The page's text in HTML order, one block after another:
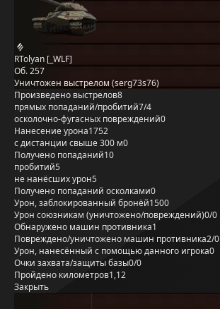
RTolyan [_WLF]
Об. 257
Уничтожен выстрелом (serg73s76)
Произведено выстрелов8
прямых попаданий/пробитий7/4
осколочно-фугасных повреждений0
Нанесение урона1752
с дистанции свыше 300 м0
Получено попаданий10
пробитий5
не нанёсших урон5
Получено попаданий осколками0
Урон, заблокированный бронёй1500
Урон союзникам (уничтожено/повреждений)0/0
Обнаружено машин противника1
Повреждено/уничтожено машин противника2/0
Урон, нанесённый с помощью данного игрока0
Очки захвата/защиты базы0/0
Пройдено километров1,12
Закрыть